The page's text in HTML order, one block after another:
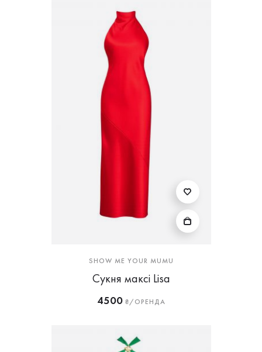
SHOW ME YOUR MUMU
Cукня максі Lisa
4500₴/ОРЕНДА